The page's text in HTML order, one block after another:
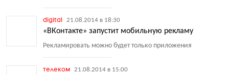
digital 21.08.2014 в 18:30
«ВКонтакте» запустит мобильную рекламу
Рекламировать можно будет только приложения
телеком 21.08.2014 в 15:00